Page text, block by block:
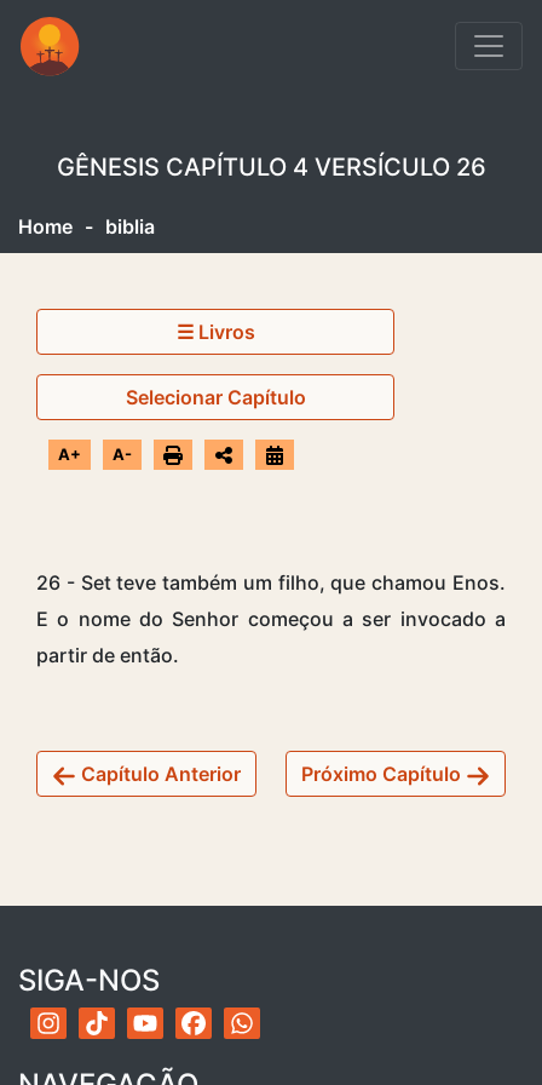
GÊNESIS CAPÍTULO 4 VERSÍCULO 26
Home - biblia
☰ Livros
Selecionar Capítulo
A+ A-
26 - Set teve também um filho, que chamou Enos.
E o nome do Senhor começou a ser invocado a
partir de então.
Capítulo Anterior Próximo Capítulo
SIGA-NOS